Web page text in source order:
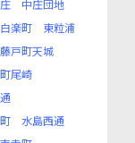
中庄団地
白楽町
東粒浦
藤戸町天城
尾崎
水島西通